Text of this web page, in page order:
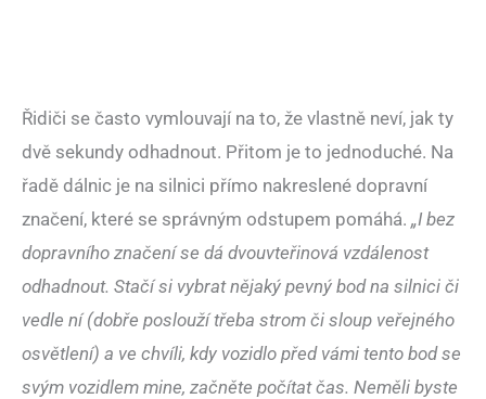
Řidiči se často vymlouvají na to, že vlastně neví, jak ty
dvě sekundy odhadnout. Přitom je to jednoduché. Na
řadě dálnic je na silnici přímo nakreslené dopravní
značení, které se správným odstupem pomáhá. „I bez
dopravního značení se dá dvouvteřinová vzdálenost
odhadnout. Stačí si vybrat nějaký pevný bod na silnici či
vedle ní (dobře poslouží třeba strom či sloup veřejného
osvětlení) a ve chvíli, kdy vozidlo před vámi tento bod se
svým vozidlem mine, začněte počítat čas. Neměli byste